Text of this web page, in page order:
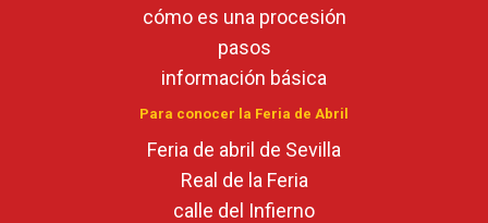
cómo es una procesión
pasos
información básica
Para conocer la Feria de Abril
Feria de abril de Sevilla
Real de la Feria
calle del Infierno